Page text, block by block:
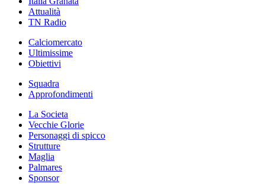
Attualità
TN Radio
Calciomercato
Ultimissime
Obiettivi
Squadra
Approfondimenti
La Societa
Vecchie Glorie
Personaggi di spicco
Strutture
Maglia
Palmares
Sponsor